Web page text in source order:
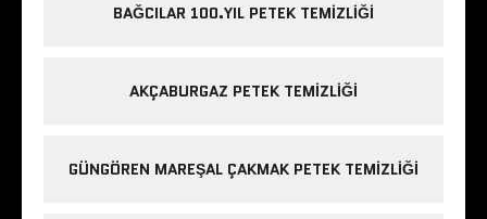
BAĞCILAR 100.YIL PETEK TEMIZLIĞI
AKÇABURGAZ PETEK TEMIZLIĞI
GÜNGÖREN MAREŞAL ÇAKMAK PETEK TEMIZLIĞI